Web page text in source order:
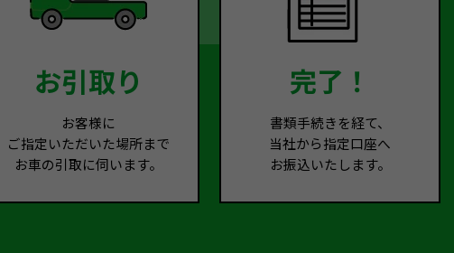
お引取り
お客様に
ご指定いただいた場所まで
お車の引取に伺います。
完了！
書類手続きを経て、
当社から指定口座へ
お振込いたします。